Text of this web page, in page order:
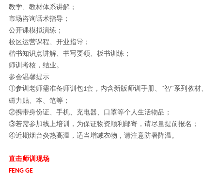
教学、教材体系讲解；
市场咨询话术指导；
公开课模拟演练；
校区运营课程、开业指导；
楷书知识点讲解、书写要领、板书训练；
师训考核，结业。
参会温馨提示
①参训老师需准备师训包1套，内含新版师训手册、 "智"系列教材、
磁力贴、本、笔等；
②携带身份证、手机、充电器、口罩等个人生活物品；
③若需参加线上培训，为保证物资顺利邮寄，请尽量提前报名；
④近期烟台炎热高温，适当增减衣物，请注意防暑降温。
直击师训现场
FENG GE